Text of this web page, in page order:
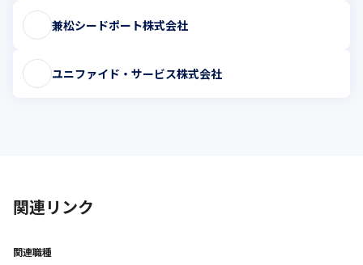
兼松シードポート株式会社
ユニファイド・サービス株式会社
関連リンク
関連職種